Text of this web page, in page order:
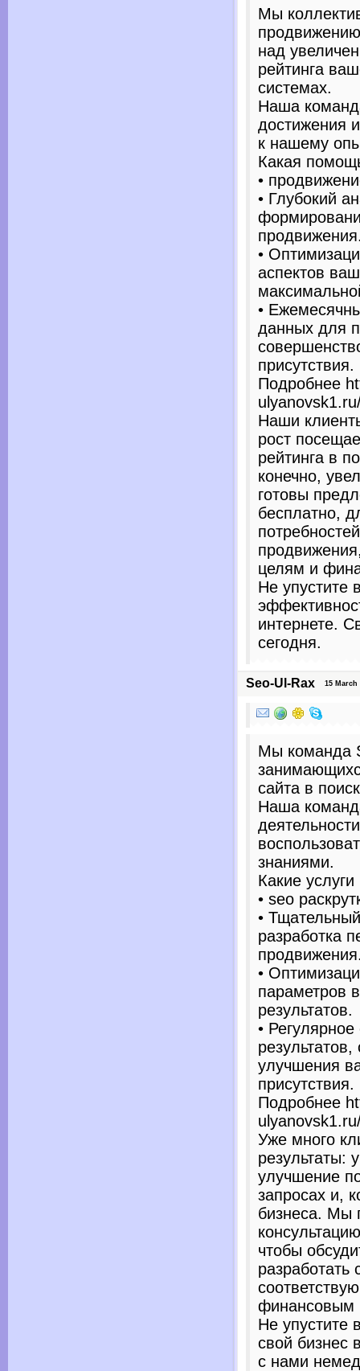
Мы
над
рейтинга
системах.
Наша
достижения
к нашему
Какая
•
• Глубокий
•
аспектов
•
данных для
присутствия.
Подробнее
Наши
рост
рейтинга в
конечно,
готовы
бесплатно,
целям и
Не упустите
интернете.
сегодня.
Seo-Ul-Rax 15 March
Мы команда
сайта в
Наша
знаниями.
Какие
• seo
•
разработка
•
параметров
результатов.
•
улучшения
присутствия.
Подробнее
Уже много
результаты:
улучшение
запросах и,
бизнеса. Мы
чтобы
разработать
финансовым
Не упустите
свой бизнес
с нами